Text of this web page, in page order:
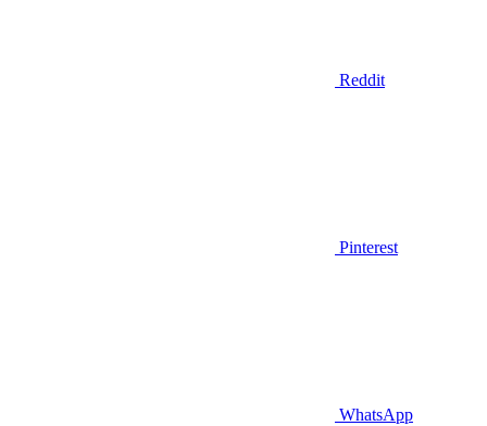
Reddit
Pinterest
WhatsApp